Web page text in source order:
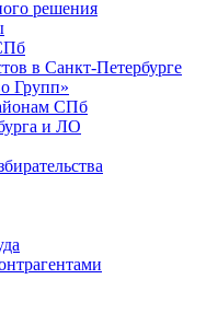
решения
в Санкт-Петербурге
Групп»
СПб
и ЛО